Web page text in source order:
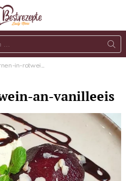
in-rotwein-an-vanilleeis
an-vanilleeis